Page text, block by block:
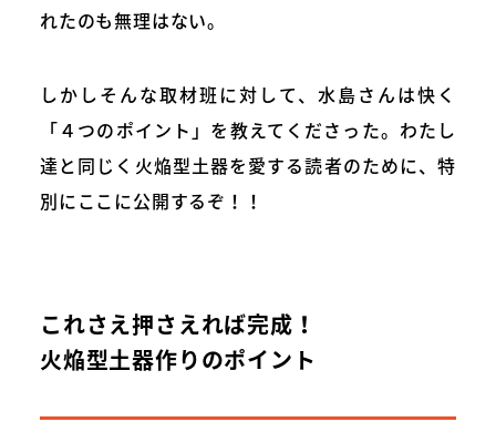
れたのも無理はない。
しかしそんな取材班に対して、水島さんは快く
「４つのポイント」を教えてくださった。わたし
達と同じく火焔型土器を愛する読者のために、特
別にここに公開するぞ！！
これさえ押さえれば完成！
火焔型土器作りのポイント